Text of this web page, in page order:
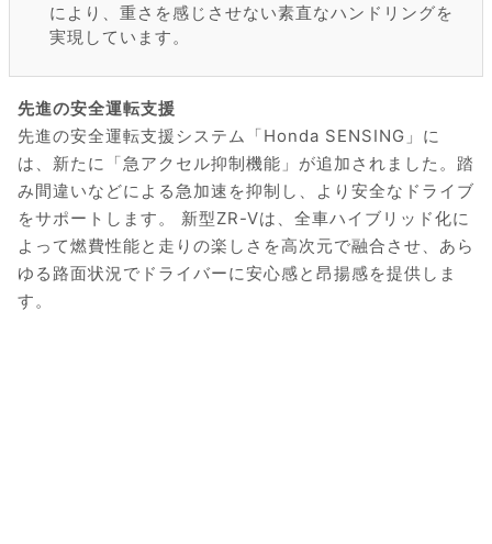
により、重さを感じさせない素直なハンドリングを
実現しています。
先進の安全運転支援
先進の安全運転支援システム「Honda SENSING」に
は、新たに「急アクセル抑制機能」が追加されました。踏
み間違いなどによる急加速を抑制し、より安全なドライブ
をサポートします。 新型ZR-Vは、全車ハイブリッド化に
よって燃費性能と走りの楽しさを高次元で融合させ、あら
ゆる路面状況でドライバーに安心感と昂揚感を提供しま
す。